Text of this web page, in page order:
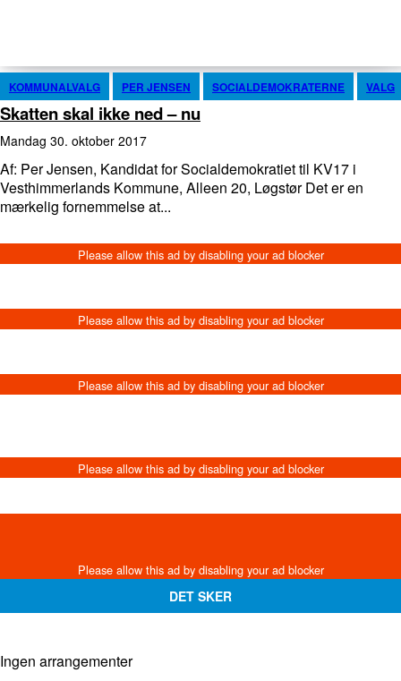
KOMMUNALVALG PER JENSEN SOCIALDEMOKRATERNE VALG
Skatten skal ikke ned – nu
mandag 30. oktober 2017
Af: Per Jensen, Kandidat for Socialdemokratiet til KV17 i
Vesthimmerlands Kommune, Alleen 20, Løgstør Det er en
mærkelig fornemmelse at...
DET SKER
Ingen arrangementer